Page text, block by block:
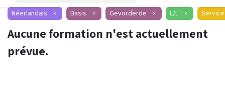
Néerlandais × Basis × Gevorderde × L/L × Service
Aucune formation n'est actuellement
prévue.